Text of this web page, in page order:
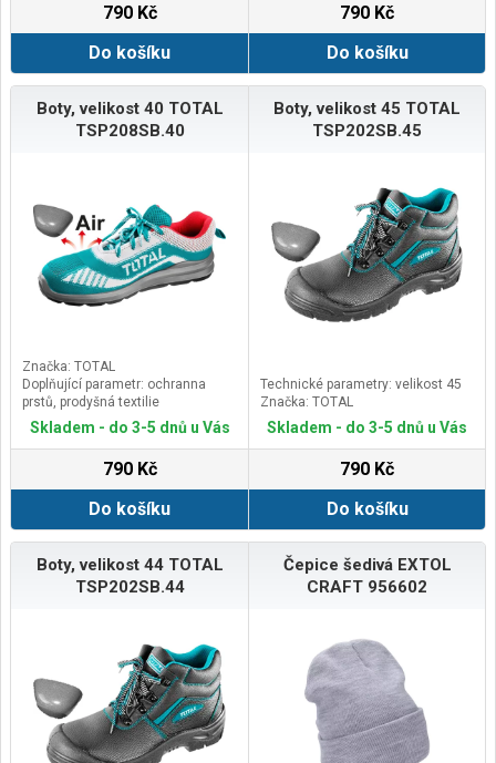
790 Kč
Do košíku
790 Kč
Do košíku
Boty, velikost 40 TOTAL
TSP208SB.40
Značka: TOTAL
Doplňující parametr: ochranna
prstů, prodyšná textilie
Skladem - do 3-5 dnů u Vás
790 Kč
Do košíku
Boty, velikost 45 TOTAL
TSP202SB.45
Technické parametry: velikost 45
Značka: TOTAL
Skladem - do 3-5 dnů u Vás
790 Kč
Do košíku
Boty, velikost 44 TOTAL
TSP202SB.44
Čepice šedivá EXTOL
CRAFT 956602